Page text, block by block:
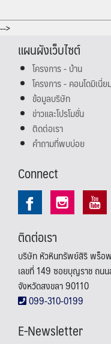
-->
แผนผังเว็บไซต์
โครงการ - บ้าน
โครงการ - คอนโดมิเนี่ย
ข้อมูลบริษัท
ข่าวและโปรโมชั่น
ติดต่อเรา
คำถามที่พบบ่อย
Connect
ติดต่อเรา
บริษัท หัวหินทรัพย์สิริ พร็อ
เลขที่ 149 ซอยบุญราช ถน
จังหวัดสงขลา 90110
099-310-0199
E-Newsletter